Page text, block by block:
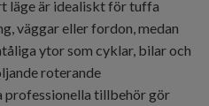
läge är idealiskt för tuffa
väggar eller fordon, medan
ytor som cyklar, bilar och
roterande
professionella tillbehör gör